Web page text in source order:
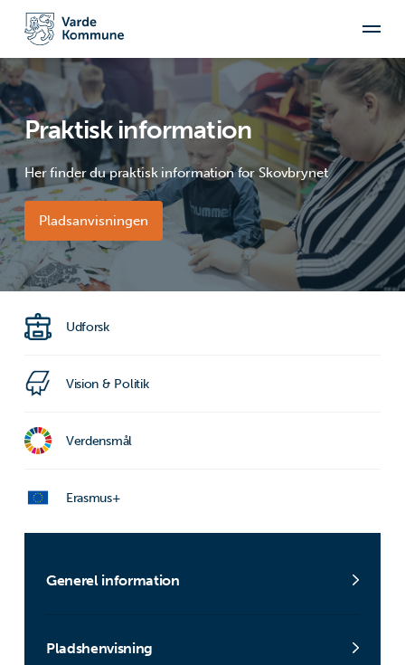
Praktisk information
Her finder du praktisk information for Skovbrynet
Pladsanvisningen
Udforsk
Vision & Politik
Verdensmål
Erasmus+
Generel information
Pladshenvisning